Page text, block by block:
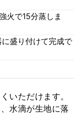
火で15分蒸しま
盛り付けて完成で
いただけます。
水滴が生地に落